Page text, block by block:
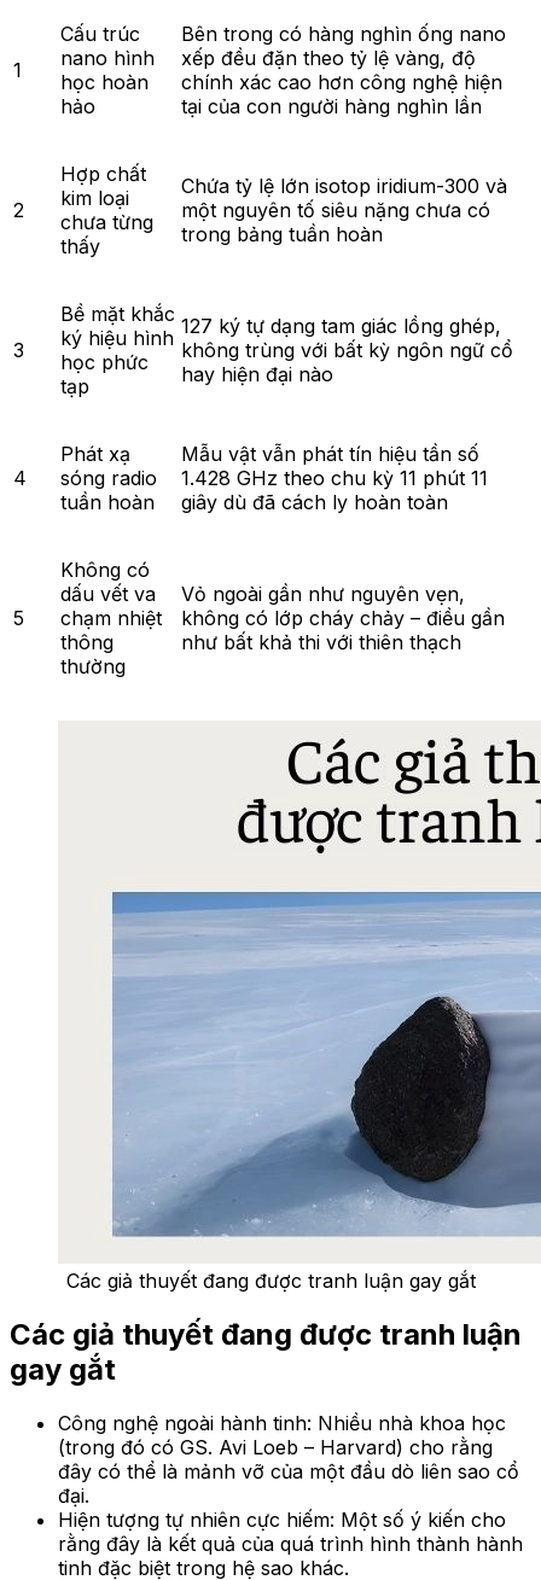
1
Cấu trúc
nano hình
học hoàn
hảo
Bên trong có hàng nghìn ống nano
xếp đều đặn theo tỷ lệ vàng, độ
chính xác cao hơn công nghệ hiện
tại của con người hàng nghìn lần
2
Hợp chất
kim loại
chưa từng
thấy
Chứa tỷ lệ lớn isotop iridium-300 và
một nguyên tố siêu nặng chưa có
trong bảng tuần hoàn
3
Bề mặt khắc
ký hiệu hình
học phức
tạp
127 ký tự dạng tam giác lồng ghép,
không trùng với bất kỳ ngôn ngữ cổ
hay hiện đại nào
4
Phát xạ
sóng radio
tuần hoàn
Mẫu vật vẫn phát tín hiệu tần số
1.428 GHz theo chu kỳ 11 phút 11
giây dù đã cách ly hoàn toàn
5
Không có
dấu vết va
chạm nhiệt
thông
thường
Vỏ ngoài gần như nguyên vẹn,
không có lớp cháy chảy – điều gần
như bất khả thi với thiên thạch
Các giả thuyết đang được tranh luận gay gắt
Các giả thuyết đang được tranh luận
gay gắt
Công nghệ ngoài hành tinh: Nhiều nhà khoa học
(trong đó có GS. Avi Loeb – Harvard) cho rằng
đây có thể là mảnh vỡ của một đầu dò liên sao cổ
đại.
Hiện tượng tự nhiên cực hiếm: Một số ý kiến cho
rằng đây là kết quả của quá trình hình thành hành
tinh đặc biệt trong hệ sao khác.